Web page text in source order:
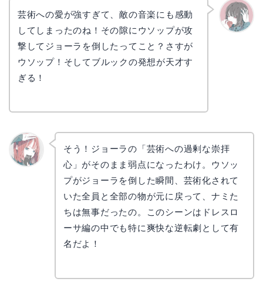
芸術への愛が強すぎて、敵の音楽にも感動
してしまったのね！その隙にウソップが攻
撃してジョーラを倒したってこと？さすが
ウソップ！そしてブルックの発想が天才す
ぎる！
そう！ジョーラの「芸術への過剰な崇拝
心」がそのまま弱点になったわけ。ウソッ
プがジョーラを倒した瞬間、芸術化されて
いた全員と全部の物が元に戻って、ナミた
ちは無事だったの。このシーンはドレスロ
ーサ編の中でも特に爽快な逆転劇として有
名だよ！